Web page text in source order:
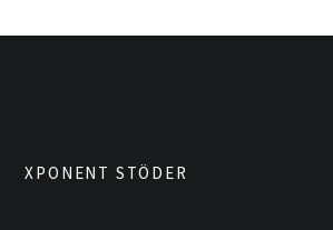
XPONENT STÖDER